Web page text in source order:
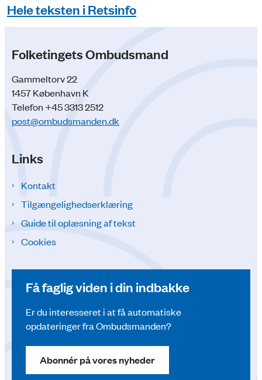
Hele teksten i Retsinfo
Folketingets Ombudsmand
Gammeltorv 22
1457 København K
Telefon +45 3313 2512
post@ombudsmanden.dk
Links
Kontakt
Tilgængelighedserklæring
Guide til oplæsning af tekst
Cookies
Få faglig viden i din indbakke
Er du interesseret i at få automatiske
opdateringer fra Ombudsmanden?
Abonnér på vores nyheder